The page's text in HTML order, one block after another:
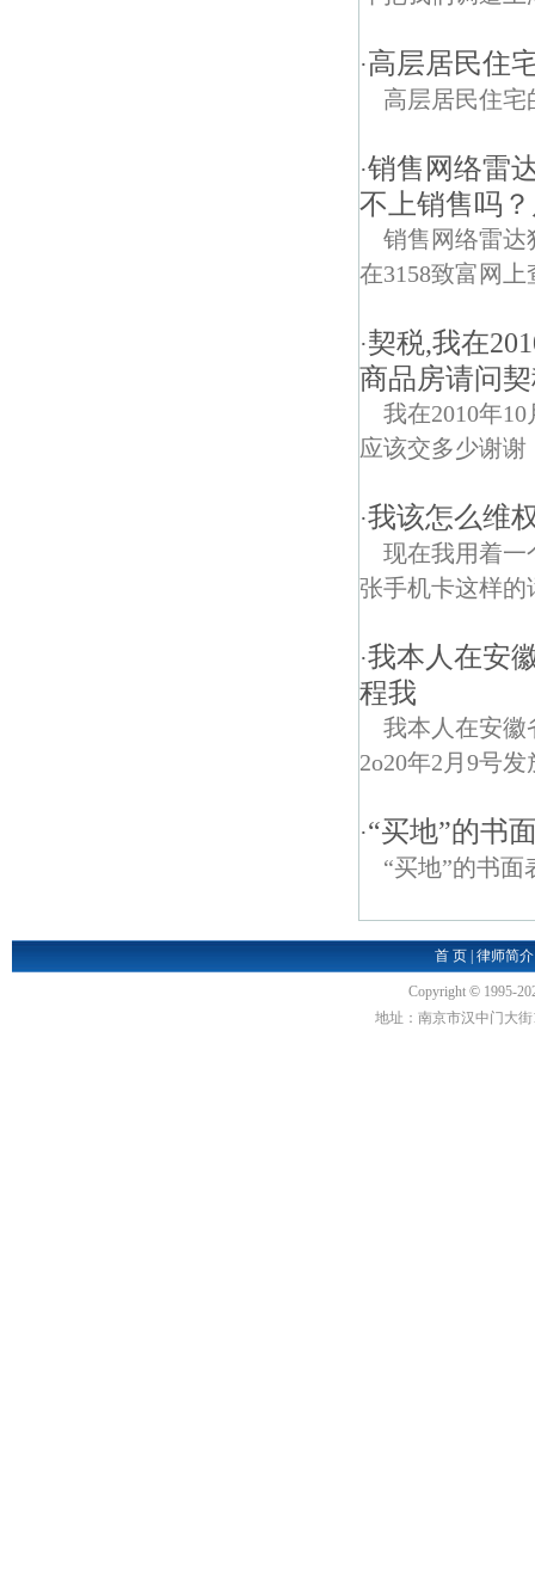
·高层居民住
高层居民住宅
·销售网络雷
不上销售吗
销售网络雷达
在3158致富网
·契税,我在
商品房请问
我在2010年
应该交多少谢谢
·我该怎么维
现在我用着一
张手机卡这样的
·我本人在安
程我
我本人在安徽
2o20年2月9号
·“买地”的书
“买地”的书面
首 页 |律师简介
Copyright © 1995-
地址：南京市汉中门大街